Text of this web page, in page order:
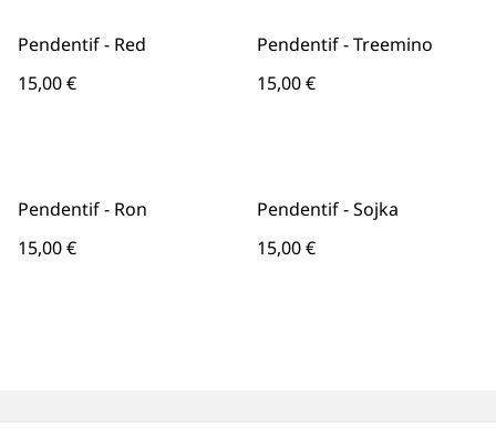
Pendentif - Red
15,00 €
Pendentif - Treemino
15,00 €
Pendentif - Ron
15,00 €
Pendentif - Sojka
15,00 €